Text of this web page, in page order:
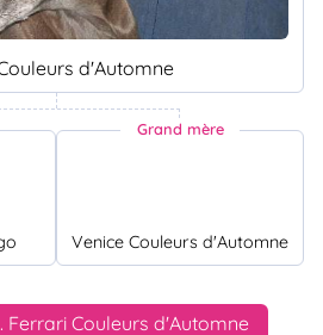
d'Automne
Grand mère
Venice Couleurs d'Automne
Ferrari Couleurs d'Automne